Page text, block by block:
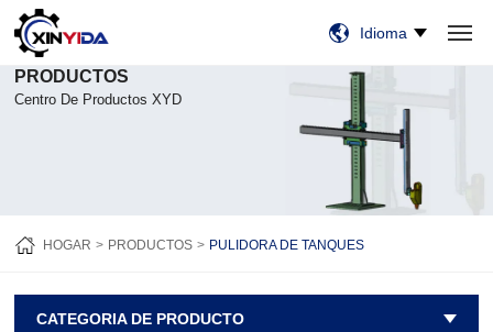
HOGAR
VIDEO
CASOS
NOTICIAS
SOBRE NOSOTROS
CONTÁCTENOS
Idioma
PRODUCTOS
Centro De Productos XYD
HOGAR PRODUCTOS PULIDORA DE TANQUES
CATEGORIA DE PRODUCTO